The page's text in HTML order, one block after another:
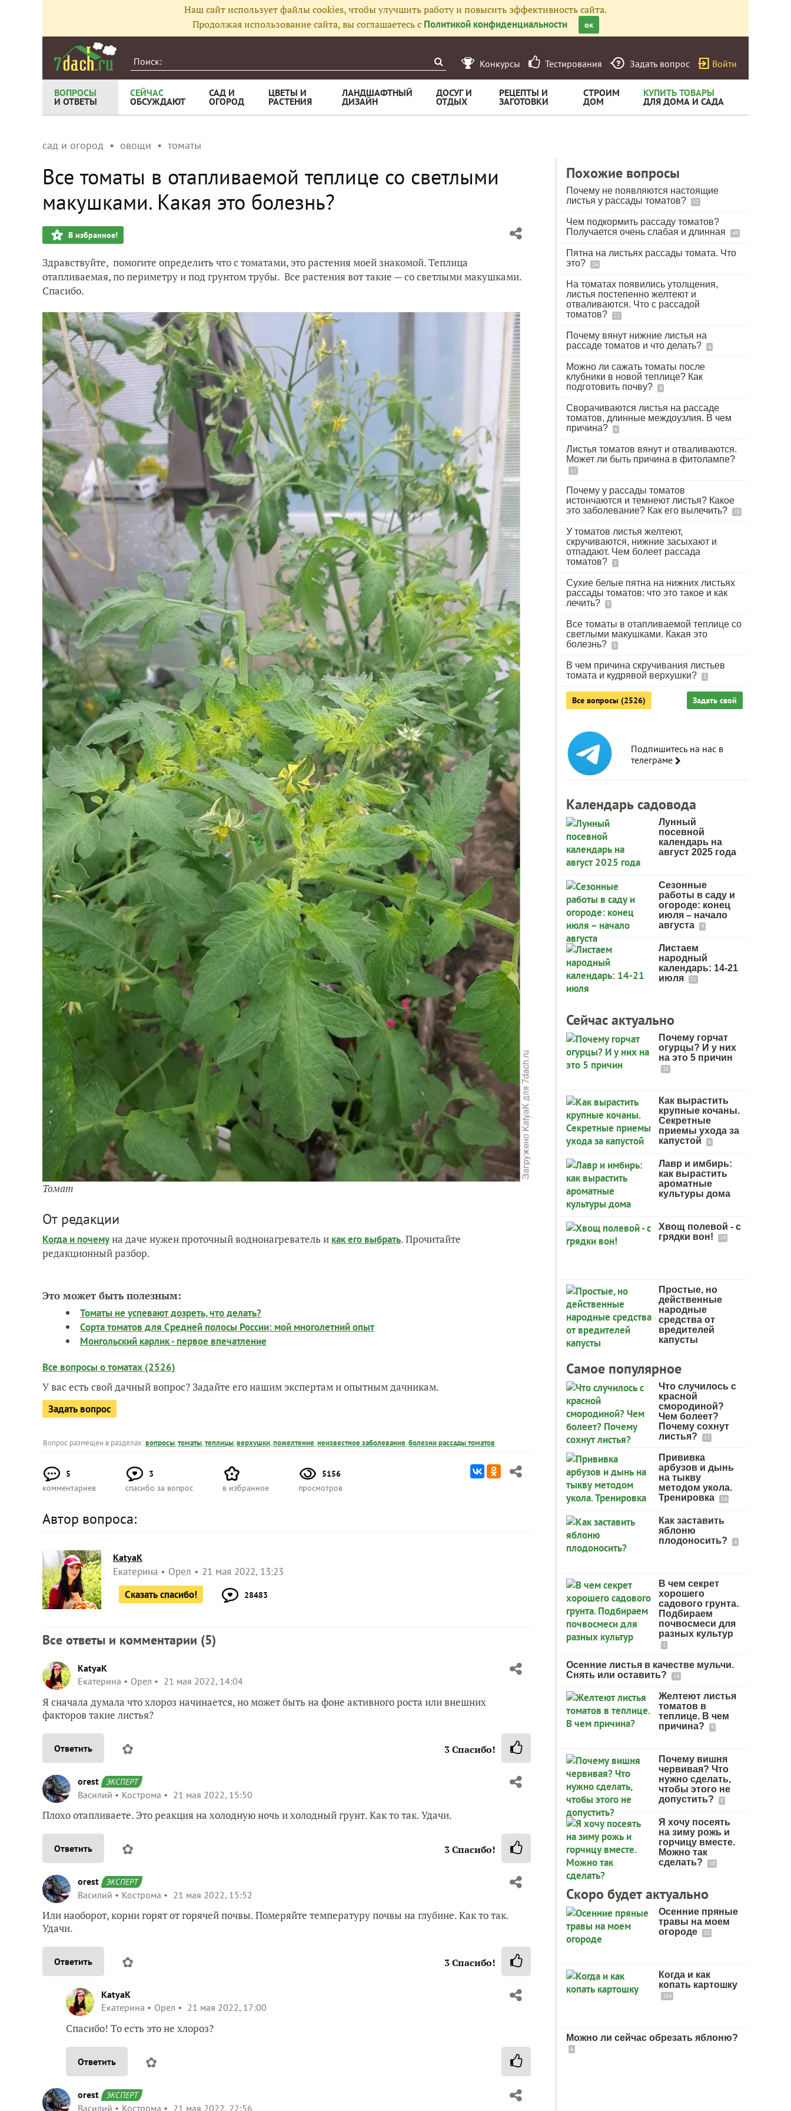
Наш сайт использует файлы cookies, чтобы улучшить работу и повысить эффективность сайта.
Продолжая использование сайта, вы соглашаетесь с Политикой конфиденциальности ок
Конкурсы Тестирования Задать вопрос Войти
ВОПРОСЫ
И ОТВЕТЫ
СЕЙЧАС
ОБСУЖДАЮТ
САД И
ОГОРОД
ЦВЕТЫ И
РАСТЕНИЯ
ЛАНДШАФТНЫЙ
ДИЗАЙН
ДОСУГ И
ОТДЫХ
РЕЦЕПТЫ И
ЗАГОТОВКИ
СТРОИМ
ДОМ
КУПИТЬ ТОВАРЫ
ДЛЯ ДОМА И САДА
сад и огород овощи томаты
Все томаты в отапливаемой теплице со светлыми
макушками. Какая это болезнь?
В избранное!
Здравствуйте, помогите определить что с томатами, это растения моей знакомой. Теплица
отапливаемая, по периметру и под грунтом трубы. Все растения вот такие — со светлыми макушками.
Спасибо.
Томат
От редакции
Когда и почемуна даче нужен проточный воднонагреватель и как его выбрать. Прочитайте
редакционный разбор.
Это может быть полезным:
Томаты не успевают дозреть, что делать?
Сорта томатов для Средней полосы России: мой многолетний опыт
Монгольский карлик - первое впечатление
Все вопросы о томатах (2526)
У вас есть свой дачный вопрос? Задайте его нашим экспертам и опытным дачникам.
Задать вопрос
Вопрос размещен в разделах:вопросы,томаты,теплицы,верхушки,пожелтение,неизвестное заболевание,болезни рассады томатов
5
комментариев
3
спасибо за вопрос
в избранное
5156
просмотров
Автор вопроса:
KatyaK
Екатерина Орел
21 мая 2022, 13:23
Сказать спасибо!
28483
Все ответы и комментарии (5)
KatyaK
Екатерина
Орел 21 мая 2022, 14:04
Я сначала думала что хлороз начинается, но может быть на фоне активного роста или внешних
факторов такие листья?
Ответить ✿ 3Спасибо!
orest ЭКСПЕРТ
Василий Кострома 21 мая 2022, 15:50
Плохо отапливаете. Это реакция на холодную ночь и холодный грунт. Как то так. Удачи.
Ответить ✿ 3Спасибо!
orest ЭКСПЕРТ
Василий Кострома 21 мая 2022, 15:52
Или наоборот, корни горят от горячей почвы. Померяйте температуру почвы на глубине. Как то так.
Удачи.
Ответить ✿ 3Спасибо!
KatyaK
Екатерина
Орел 21 мая 2022, 17:00
Спасибо! То есть это не хлороз?
Ответить ✿
orest ЭКСПЕРТ
Василий Кострома 21 мая 2022, 22:56
Похожие вопросы
Почему не появляются настоящие
листья у рассады томатов?
12
Чем подкормить рассаду томатов?
Получается очень слабая и длинная
49
Пятна на листьях рассады томата. Что
это?
24
На томатах появились утолщения,
листья постепенно желтеют и
отваливаются. Что с рассадой
томатов?
21
Почему вянут нижние листья на
рассаде томатов и что делать?
4
Можно ли сажать томаты после
клубники в новой теплице? Как
подготовить почву?
4
Сворачиваются листья на рассаде
томатов, длинные междоузлия. В чем
причина?
6
Листья томатов вянут и отваливаются.
Может ли быть причина в фитолампе?
11
Почему у рассады томатов
истончаются и темнеют листья? Какое
это заболевание? Как его вылечить?
10
У томатов листья желтеют,
скручиваются, нижние засыхают и
отпадают. Чем болеет рассада
томатов?
1
Сухие белые пятна на нижних листьях
рассады томатов: что это такое и как
лечить?
9
Все томаты в отапливаемой теплице со
светлыми макушками. Какая это
болезнь?
5
В чем причина скручивания листьев
томата и кудрявой верхушки?
3
Все вопросы (2526) Задать свой
Подпишитесь на нас в
телеграме
Календарь садовода
Лунный
посевной
календарь на
август 2025 года
Сезонные
работы в саду и
огороде: конец
июля – начало
августа
9
Листаем
народный
календарь: 14-21
июля
31
Сейчас актуально
Почему горчат
огурцы? И у них
на это 5 причин
35
Как вырастить
крупные кочаны.
Секретные
приемы ухода за
капустой
6
Лавр и имбирь:
как вырастить
ароматные
культуры дома
Хвощ полевой - с
грядки вон!
19
Простые, но
действенные
народные
средства от
вредителей
капусты
Самое популярное
Что случилось с
красной
смородиной?
Чем болеет?
Почему сохнут
листья?
11
Прививка
арбузов и дынь
на тыкву
методом укола.
Тренировка
14
Как заставить
яблоню
плодоносить?
4
В чем секрет
хорошего
садового грунта.
Подбираем
почвосмеси для
разных культур
1
Осенние листья в качестве мульчи.
Снять или оставить?
14
Желтеют листья
томатов в
теплице. В чем
причина?
9
Почему вишня
червивая? Что
нужно сделать,
чтобы этого не
допустить?
8
Я хочу посеять
на зиму рожь и
горчицу вместе.
Можно так
сделать?
10
Скоро будет актуально
Осенние пряные
травы на моем
огороде
53
Когда и как
копать картошку
104
Можно ли сейчас обрезать яблоню?
6